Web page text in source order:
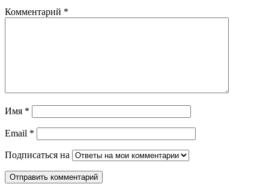
Комментарий *
Имя *
Email *
Подписаться на